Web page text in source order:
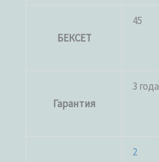
БЕКСЕТ
45
Гарантия
3 года
2